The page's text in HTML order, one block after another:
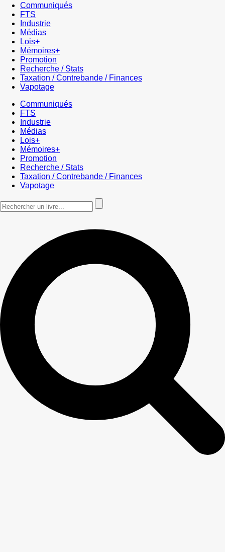
Communiqués
FTS
Industrie
Médias
Lois+
Mémoires+
Promotion
Recherche / Stats
Taxation / Contrebande / Finances
Vapotage
Communiqués
FTS
Industrie
Médias
Lois+
Mémoires+
Promotion
Recherche / Stats
Taxation / Contrebande / Finances
Vapotage